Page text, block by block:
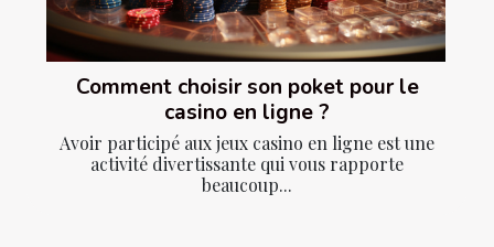
Comment choisir son poket pour le
casino en ligne ?
Avoir participé aux jeux casino en ligne est une
activité divertissante qui vous rapporte
beaucoup...